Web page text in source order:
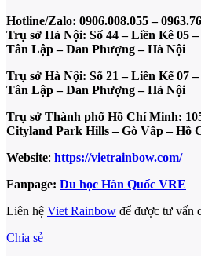
Hotline/Zalo: 0906.008.055 –
Trụ sở Hà Nội: Số 44 – Liền Kê 05
Tân Lập – Đan Phượng – Hà Nội
Trụ sở Hà Nội: Số 21 – Liền Kế 07
Tân Lập – Đan Phượng – Hà Nội
Trụ sở Thành phố Hồ Chí Minh:
Cityland Park Hills – Gò Vấp – Hồ
Website: https://vietrainbow.com/
Fanpage: Du học Hàn Quốc VRE
Liên hệ Viet Rainbow để được tư vấn
Chia sẻ